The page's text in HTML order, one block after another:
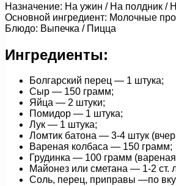
Назначение: На ужин / На полдник /
Основной ингредиент: Молочные
Блюдо: Выпечка / Пицца
Ингредиенты:
Болгарский перец — 1 штука;
Сыр — 150 грамм;
Яйца — 2 штуки;
Помидор — 1 штука;
Лук — 1 штука;
Ломтик батона — 3-4 штук
Вареная колбаса — 150 грамм;
Грудинка — 100 грамм
Майонез или сметана — 1-2 ст.
Соль, перец, приправы —по